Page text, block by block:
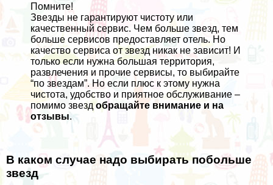
Помните!
Звезды не гарантируют чистоту или
качественный сервис. Чем больше звезд, тем
больше сервисов предоставляет отель. Но
качество сервиса от звезд никак не зависит! И
только если нужна большая территория,
развлечения и прочие сервисы, то выбирайте
“по звездам”. Но если плюс к этому нужна
чистота, удобство и приятное обслуживание –
помимо звездобращайте внимание и на
отзывы.
В каком случае надо выбирать побольше
звезд